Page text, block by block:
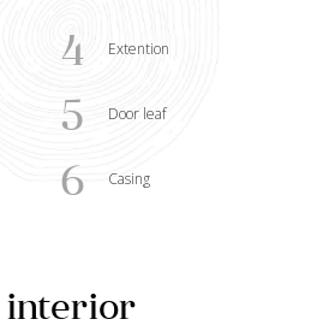
4 Extention
5 Door leaf
6 Casing
interior